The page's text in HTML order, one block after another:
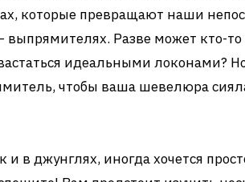
которые превращают наши
Разве может кто-то
идеальными локонами?
чтобы ваша шевелюра
в джунглях, иногда хочется